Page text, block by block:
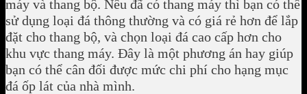
máy và thang bộ. Nếu đã có thang máy thì bạn có thể
sử dụng loại đá thông thường và có giá rẻ hơn để lắp
đặt cho thang bộ, và chọn loại đá cao cấp hơn cho
khu vực thang máy. Đây là một phương án hay giúp
bạn có thể cân đối được mức chi phí cho hạng mục
đá ốp lát của nhà mình.